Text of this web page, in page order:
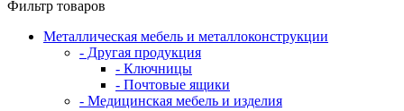
Фильтр товаров
Металлическая мебель и металлоконструкции
- Другая продукция
- Ключницы
- Почтовые ящики
- Медицинская мебель и изделия